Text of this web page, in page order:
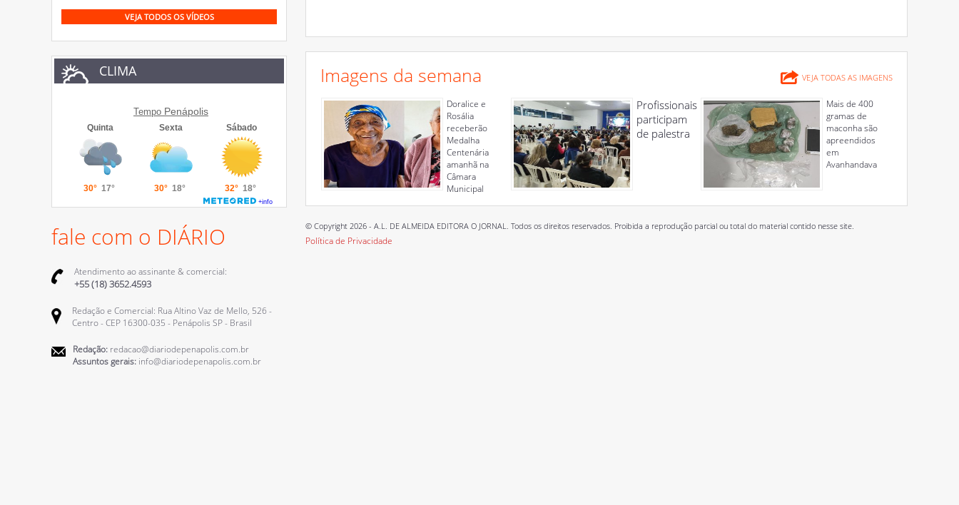
VEJA TODOS OS VÍDEOS
CLIMA
Tempo Penápolis
fale com o DIÁRIO
Atendimento ao assinante & comercial:
+55 (18) 3652.4593
Redação e Comercial: Rua Altino Vaz de Mello, 526 -
Centro - CEP 16300-035 - Penápolis SP - Brasil
Redação: redacao@diariodepenapolis.com.br
Assuntos gerais: info@diariodepenapolis.com.br
Imagens da semana VEJA TODAS AS IMAGENS
Doralice e
Rosália
receberão
Medalha
Centenária
amanhã na
Câmara
Municipal
Profissionais
participam
de palestra
Mais de 400
gramas de
maconha são
apreendidos
em
Avanhandava
© Copyright 2026 - A.L. DE ALMEIDA EDITORA O JORNAL. Todos os direitos reservados. Proibida a reprodução parcial ou total do material contido nesse site.
Política de Privacidade